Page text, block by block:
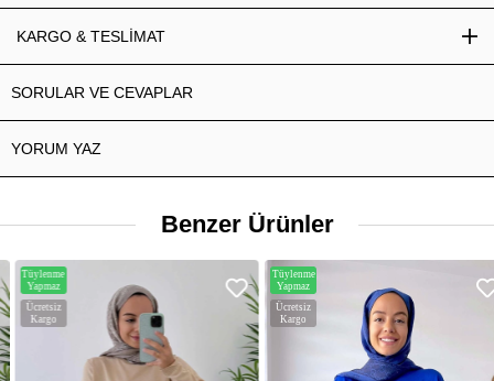
KARGO & TESLİMAT
SORULAR VE CEVAPLAR
YORUM YAZ
Benzer Ürünler
Ücretsiz
Kargo
Tüylenme
Yapmaz
Ücretsiz
Kargo
Tüylenme
Yapmaz